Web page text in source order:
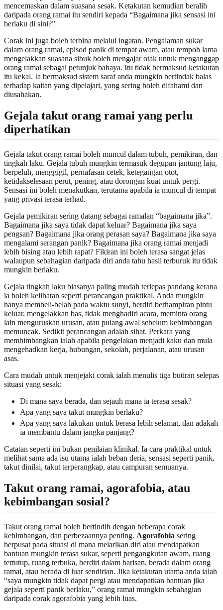
mencemaskan dalam suasana sesak. Ketakutan kemudian beralih
daripada orang ramai itu sendiri kepada “Bagaimana jika sensasi ini
berlaku di sini?”
Corak ini juga boleh terbina melalui ingatan. Pengalaman sukar
dalam orang ramai, episod panik di tempat awam, atau tempoh lama
mengelakkan suasana sibuk boleh mengajar otak untuk menganggap
orang ramai sebagai petunjuk bahaya. Itu tidak bermaksud ketakutan
itu kekal. Ia bermaksud sistem saraf anda mungkin bertindak balas
terhadap kaitan yang dipelajari, yang sering boleh difahami dan
diusahakan.
Gejala takut orang ramai yang perlu
diperhatikan
Gejala takut orang ramai boleh muncul dalam tubuh, pemikiran, dan
tingkah laku. Gejala tubuh mungkin termasuk degupan jantung laju,
berpeluh, menggigil, pernafasan cetek, ketegangan otot,
ketidakselesaan perut, pening, atau dorongan kuat untuk pergi.
Sensasi ini boleh menakutkan, terutama apabila ia muncul di tempat
yang privasi terasa terhad.
Gejala pemikiran sering datang sebagai ramalan “bagaimana jika”.
Bagaimana jika saya tidak dapat keluar? Bagaimana jika saya
pengsan? Bagaimana jika orang perasan saya? Bagaimana jika saya
mengalami serangan panik? Bagaimana jika orang ramai menjadi
lebih bising atau lebih rapat? Fikiran ini boleh terasa sangat jelas
walaupun sebahagian daripada diri anda tahu hasil terburuk itu tidak
mungkin berlaku.
Gejala tingkah laku biasanya paling mudah terlepas pandang kerana
ia boleh kelihatan seperti perancangan praktikal. Anda mungkin
hanya membeli-belah pada waktu sunyi, berdiri berhampiran pintu
keluar, mengelakkan bas, tidak menghadiri acara, meminta orang
lain menguruskan urusan, atau pulang awal sebelum kebimbangan
memuncak. Sedikit perancangan adalah sihat. Perkara yang
membimbangkan ialah apabila pengelakan menjadi kaku dan mula
mengehadkan kerja, hubungan, sekolah, perjalanan, atau urusan
asas.
Cara mudah untuk menjejaki corak ialah menulis tiga butiran selepas
situasi yang sesak:
Di mana saya berada, dan sejauh mana ia terasa sesak?
Apa yang saya takut mungkin berlaku?
Apa yang saya lakukan untuk berasa lebih selamat, dan adakah
ia membantu dalam jangka panjang?
Catatan seperti ini bukan penilaian klinikal. Ia cara praktikal untuk
melihat sama ada isu utama ialah beban deria, sensasi seperti panik,
takut dinilai, takut terperangkap, atau campuran semuanya.
Takut orang ramai, agorafobia, atau
kebimbangan sosial?
Takut orang ramai boleh bertindih dengan beberapa corak
kebimbangan, dan perbezaannya penting. Agorafobia sering
berpusat pada situasi di mana melarikan diri atau mendapatkan
bantuan mungkin terasa sukar, seperti pengangkutan awam, ruang
tertutup, ruang terbuka, berdiri dalam barisan, berada dalam orang
ramai, atau berada di luar sendirian. Jika ketakutan utama anda ialah
“saya mungkin tidak dapat pergi atau mendapatkan bantuan jika
gejala seperti panik berlaku,” orang ramai mungkin sebahagian
daripada corak agorafobia yang lebih luas.